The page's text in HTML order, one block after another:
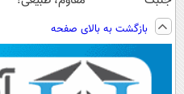
اسپیرولینا50%تخفیف
رایگان+پرداخت
اقساطی😍
بازگشت به بالای صفحه